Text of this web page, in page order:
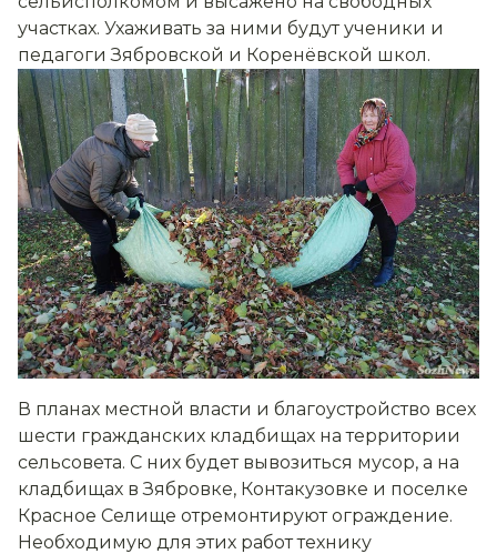
участках. Ухаживать за ними будут ученики и
педагоги Зябровской и Коренёвской школ.
В планах местной власти и благоустройство всех
шести гражданских кладбищах на территории
сельсовета. С них будет вывозиться мусор, а на
кладбищах в Зябровке, Контакузовке и поселке
Красное Селище отремонтируют ограждение.
Необходимую для этих работ технику